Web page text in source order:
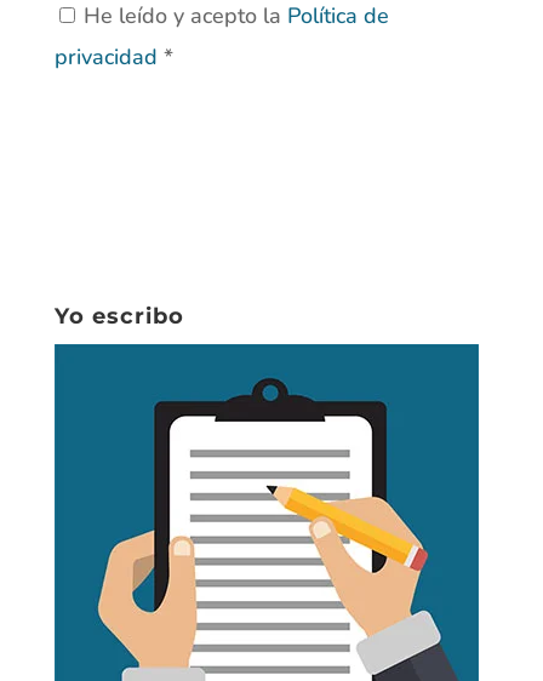
He leído y acepto la Política de
privacidad *
Yo escribo